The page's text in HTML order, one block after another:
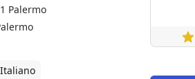
Palermo
Italiano